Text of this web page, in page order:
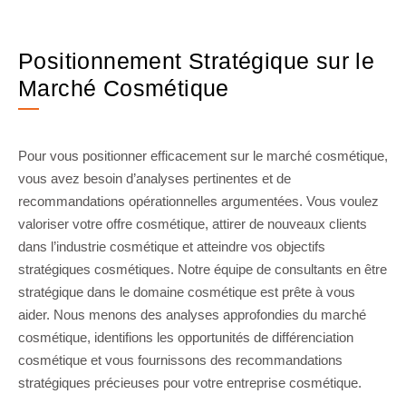
Positionnement Stratégique sur le
Marché Cosmétique
Pour vous positionner efficacement sur le marché cosmétique,
vous avez besoin d’analyses pertinentes et de
recommandations opérationnelles argumentées. Vous voulez
valoriser votre offre cosmétique, attirer de nouveaux clients
dans l’industrie cosmétique et atteindre vos objectifs
stratégiques cosmétiques. Notre équipe de consultants en être
stratégique dans le domaine cosmétique est prête à vous
aider. Nous menons des analyses approfondies du marché
cosmétique, identifions les opportunités de différenciation
cosmétique et vous fournissons des recommandations
stratégiques précieuses pour votre entreprise cosmétique.